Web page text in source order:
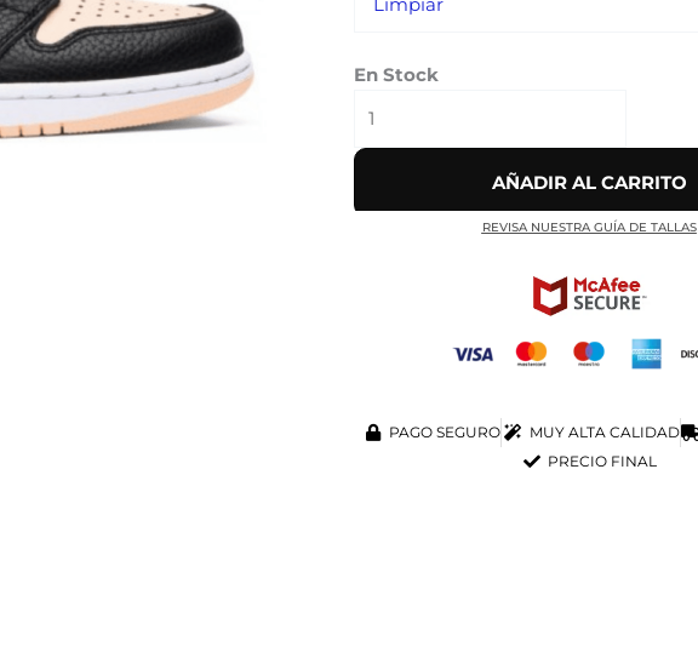
En Stock
cantidad
AÑADIR AL CARRITO
REVISA NUESTRA GUÍA DE TALLAS
PAGO SEGURO MUY ALTA CALIDAD
PRECIO FINAL